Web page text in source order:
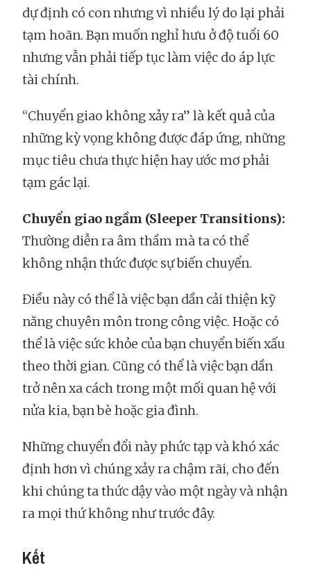
dự định có con nhưng vì nhiều lý do lại phải
tạm hoãn. Bạn muốn nghỉ hưu ở độ tuổi 60
nhưng vẫn phải tiếp tục làm việc do áp lực
tài chính.
“Chuyển giao không xảy ra” là kết quả của
những kỳ vọng không được đáp ứng, những
mục tiêu chưa thực hiện hay ước mơ phải
tạm gác lại.
Chuyển giao ngầm (Sleeper Transitions):
Thường diễn ra âm thầm mà ta có thể
không nhận thức được sự biến chuyển.
Điều này có thể là việc bạn dần cải thiện kỹ
năng chuyên môn trong công việc. Hoặc có
thể là việc sức khỏe của bạn chuyển biến xấu
theo thời gian. Cũng có thể là việc bạn dần
trở nên xa cách trong một mối quan hệ với
nửa kia, bạn bè hoặc gia đình.
Những chuyển đổi này phức tạp và khó xác
định hơn vì chúng xảy ra chậm rãi, cho đến
khi chúng ta thức dậy vào một ngày và nhận
ra mọi thứ không như trước đây.
Kết